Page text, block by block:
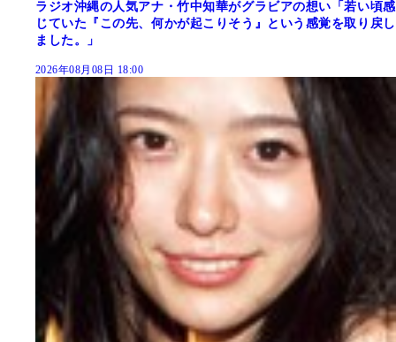
ラジオ沖縄の人気アナ・竹中知華がグラビアの想い「若い頃感
じていた『この先、何かが起こりそう』という感覚を取り戻し
ました。」
2026年08月08日 18:00